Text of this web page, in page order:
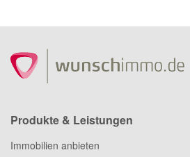
Produkte & Leistungen
Immobilien anbieten